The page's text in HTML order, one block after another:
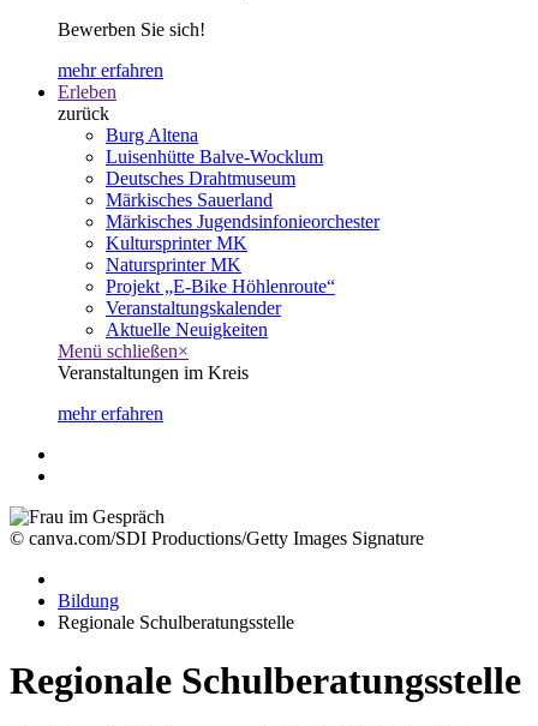
Bewerben Sie sich!
mehr erfahren
Erleben
zurück
Burg Altena
Luisenhütte Balve-Wocklum
Deutsches Drahtmuseum
Märkisches Sauerland
Märkisches Jugendsinfonieorchester
Kultursprinter MK
Natursprinter MK
Projekt „E-Bike Höhlenroute“
Veranstaltungskalender
Aktuelle Neuigkeiten
Menü schließen×
Veranstaltungen im Kreis
mehr erfahren
© canva.com/SDI Productions/Getty Images Signature
Bildung
Regionale Schulberatungsstelle
Regionale Schulberatungsstelle